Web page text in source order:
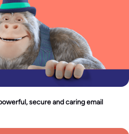
secure and caring email